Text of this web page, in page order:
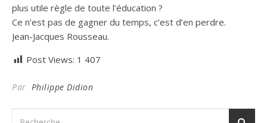
plus utile règle de toute l’éducation ?
Ce n’est pas de gagner du temps, c’est d’en perdre.
Jean-Jacques Rousseau.
Post Views: 1 407
Par Philippe Didion